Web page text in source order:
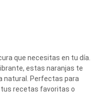
que necesitas en tu día.
estas naranjas te
natural. Perfectas para
recetas favoritas o